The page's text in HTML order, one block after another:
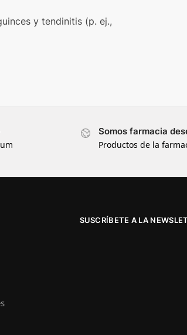
y tendinitis (p. ej.,
Somos farmacia
Productos de la
SUSCRÍBETE A LA